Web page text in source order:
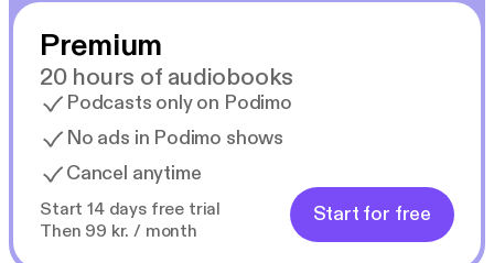
Premium
20 hours of audiobooks
Podcasts only on Podimo
No ads in Podimo shows
Cancel anytime
Start 14 days free trial
Then 99 kr. / month
Start for free